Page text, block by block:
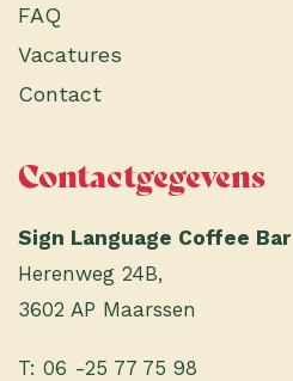
FAQ
Vacatures
Contact
Contactgegevens
Sign Language Coffee Bar
Herenweg 24B,
3602 AP Maarssen
T:06 -25 77 75 98